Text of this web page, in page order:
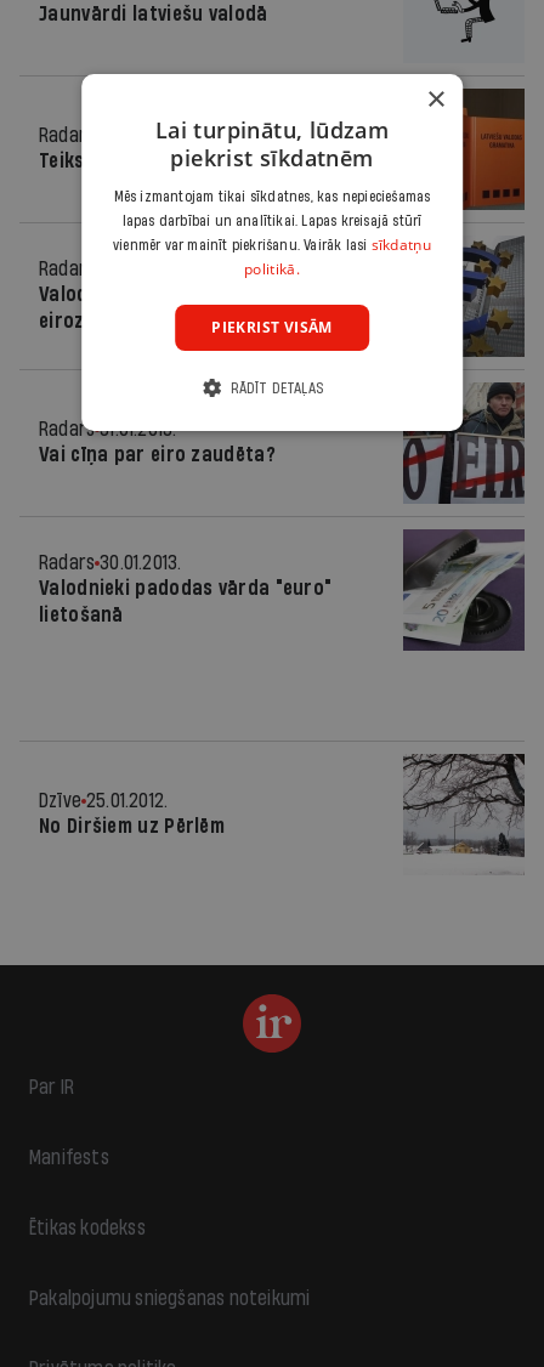
Jaunvārdi latviešu valodā
Radars
06.03.2014.
Teiksim droši un pārliecināti – eira!
Radars
Valodnieki: arī pēc pievienošanās
eirozonai varēsim teikt “eiro”
Radars 31.01.2013.
Vai cīņa par eiro zaudēta?
Radars 30.01.2013.
Valodnieki padodas vārda "euro"
lietošanā
Dzīve 25.01.2012.
No Diršiem uz Pērlēm
Par IR
Manifests
Ētikas kodekss
Pakalpojumu sniegšanas noteikumi
×
Lai turpinātu, lūdzam
piekrist sīkdatnēm
Mēs izmantojam tikai sīkdatnes, kas nepieciešamas
lapas darbībai un analītikai. Lapas kreisajā stūrī
vienmēr var mainīt piekrišanu. Vairāk lasi sīkdatņu
politikā.
PIEKRIST VISĀM
RĀDĪT DETAĻAS